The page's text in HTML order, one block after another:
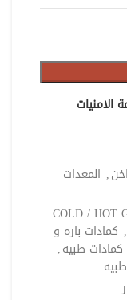
الامنيات
, المعدات
COLD / HOT
, كمادات باره و
كمادات طبيه,